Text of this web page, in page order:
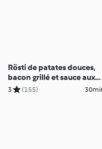
Rösti de patates douces,
bacon grillé et sauce aux
herbes
3 (155)